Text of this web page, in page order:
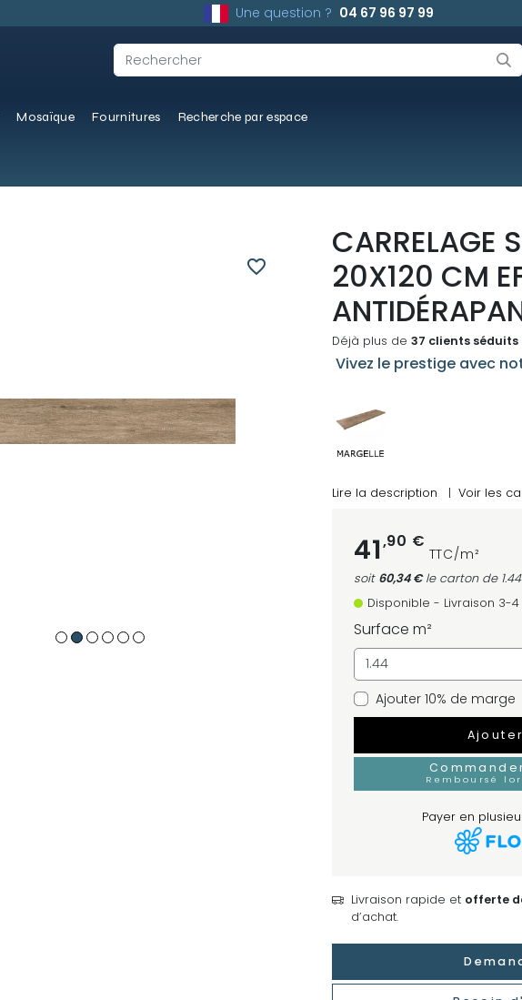
Une question ? 04 67 96 97 99
Mosaïque Fournitures Recherche par espace
favorite_border
CARRELAGE
20X120 CM
Déjà plus de 37 clients séduits
Vivez le prestige avec
Lire la description | Voir les
41,90 €
TTC/m²
soit 60,34 €le carton de
Disponible - Livraison 3-
Surface m²
Ajouter 10% de marge
Remboursé
Payer en
Livraison rapide et offerte
d’achat.